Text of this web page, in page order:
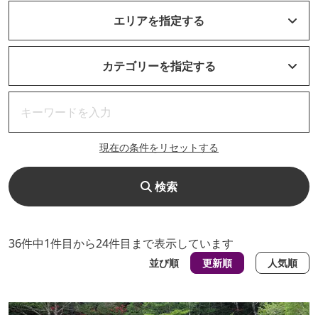
エリアを指定する
カテゴリーを指定する
現在の条件をリセットする
検索
36件中1件目から24件目まで表示しています
並び順 更新順 人気順